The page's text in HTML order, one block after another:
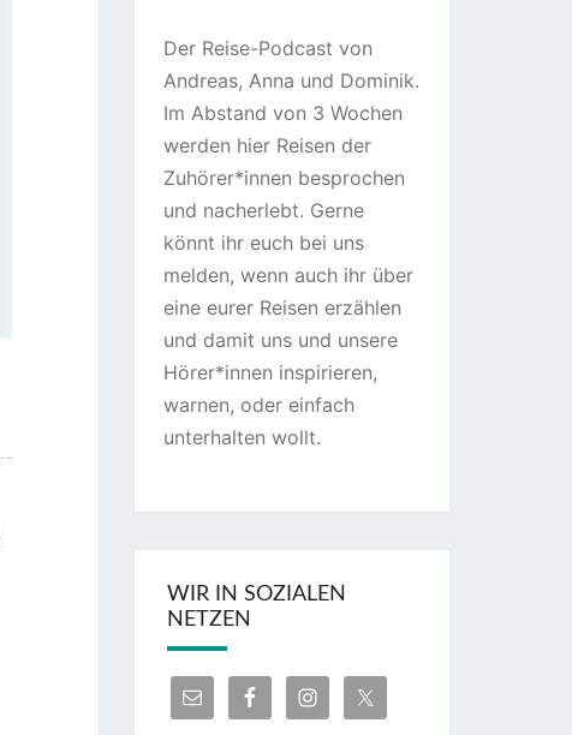
Der Reise-Podcast von
Andreas, Anna und Dominik.
Im Abstand von 3 Wochen
werden hier Reisen der
Zuhörer*innen besprochen
und nacherlebt. Gerne
könnt ihr euch bei uns
melden, wenn auch ihr über
eine eurer Reisen erzählen
und damit uns und unsere
Hörer*innen inspirieren,
warnen, oder einfach
unterhalten wollt.
WIR IN SOZIALEN
NETZEN